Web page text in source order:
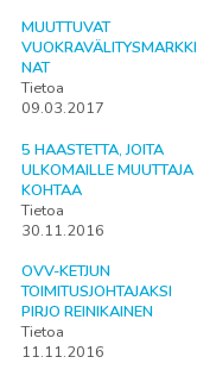
MUUTTUVAT
VUOKRAVÄLITYSMARKKI
NAT
Tietoa
09.03.2017
5 HAASTETTA, JOITA
ULKOMAILLE MUUTTAJA
KOHTAA
Tietoa
30.11.2016
OVV-KETJUN
TOIMITUSJOHTAJAKSI
PIRJO REINIKAINEN
Tietoa
11.11.2016